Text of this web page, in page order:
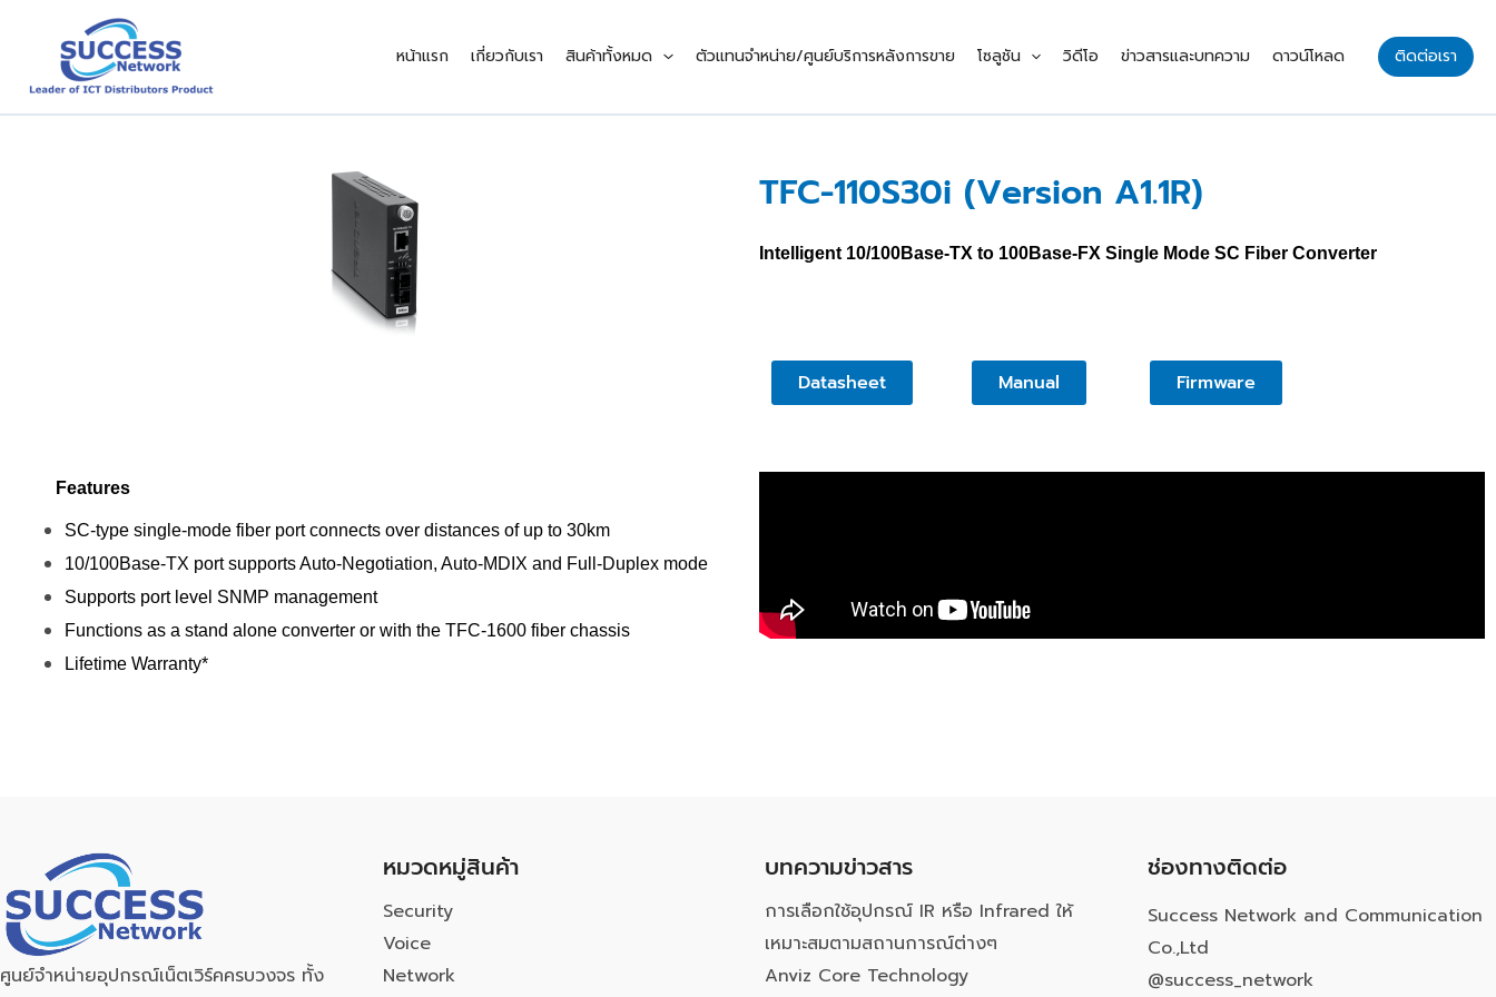
content
หน้าแรก เกี่ยวกับเรา สินค้าทั้งหมด ตัวแทนจำหน่าย/ศูนย์บริการหลังการขาย โซลูชัน วิดีโอ ข่าวสารและบทความ ดาวน์โหลด ติดต่อเรา
TFC-110S30i (Version A1.1R)
Intelligent 10/100Base-TX to 100Base-FX Single Mode SC Fiber Converter
Datasheet Manual Firmware
Features
SC-type single-mode fiber port connects over distances of up to 30km
10/100Base-TX port supports Auto-Negotiation, Auto-MDIX and Full-Duplex mode
Supports port level SNMP management
Functions as a stand alone converter or with the TFC-1600 fiber chassis
Lifetime Warranty*
ศูนย์จำหน่ายอุปกรณ์เน็ตเวิร์คครบวงจร ทั้ง
หมวดหมู่สินค้า
Security
Voice
Network
บทความข่าวสาร
การเลือกใช้อุปกรณ์ IR หรือ Infrared ให้
เหมาะสมตามสถานการณ์ต่างๆ
Anviz Core Technology
ช่องทางติดต่อ
Success Network and Communication
Co.,Ltd
@success_network